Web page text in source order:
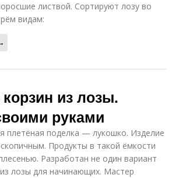
листвой. Сортируют лозу во
видам:
из лозы.
руками
плетёная поделка — лукошко. Изделие
Продукты в такой ёмкости
Разработан не один вариант
лозы для начинающих. Мастер